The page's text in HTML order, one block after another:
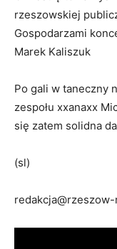
rzeszowskiej
Gospodarzami
Marek Kaliszuk
Po gali w taneczny
zespołu xxanaxx
się zatem solidna
(sl)